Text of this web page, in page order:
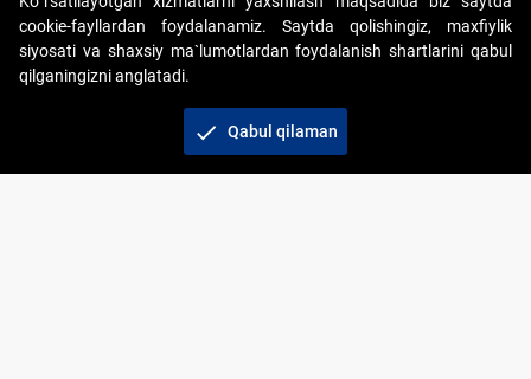
Copyright © 2017-2026. "Elektron onlayn-auksionlarni
tashkil etish" AJ. Barcha huquqlar himoyalangan
cookie-fayllardan foydalanamiz. Saytda qolishingiz, maxfiylik
siyosati va shaxsiy ma`lumotlardan foydalanish shartlarini qabul
qilganingizni anglatadi.
check Qabul qilaman